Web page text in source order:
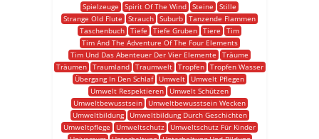
Spielzeuge
Spirit Of The Wind Steine
Stille
Strange Old Flute
Strauch Suburb Tanzende Flammen
Taschenbuch Tiefe Tiefe Gruben Tiere
Tim
Tim And The Adventure Of The Four Elements
Tim Und Das Abenteuer Der Vier Elemente
Träume
Träumen
Traumland Traumwelt Tropfen
Tropfen Wasser
Übergang In Den Schlaf
Umwelt
Umwelt Pflegen
Umwelt Respektieren
Umwelt Schützen
Umweltbewusstsein
Umweltbewusstsein Wecken
Umweltbildung
Umweltbildung Durch Geschichten
Umweltpflege
Umweltschutz
Umweltschutz Für Kinder